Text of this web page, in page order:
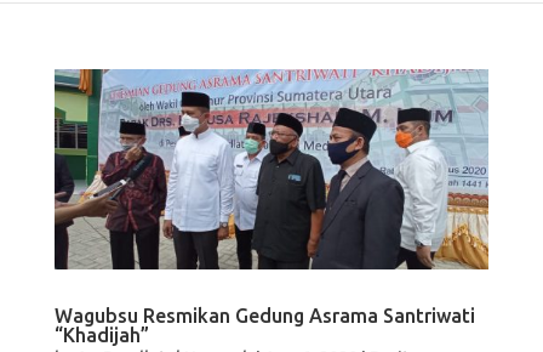
Wagubsu Resmikan Gedung Asrama Santriwati
“Khadijah”